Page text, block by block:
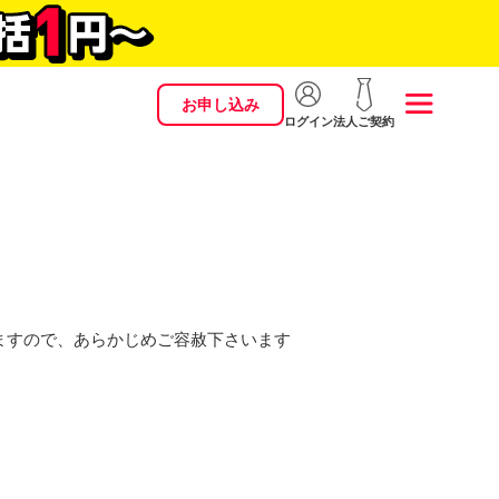
お申し込み
ログイン法人ご契約
ので、あらかじめご容赦下さいます